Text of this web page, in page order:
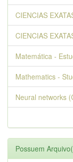
CIENCIAS
CIENCIAS
Matemática -
Mathematics -
Neural networks
Possuem